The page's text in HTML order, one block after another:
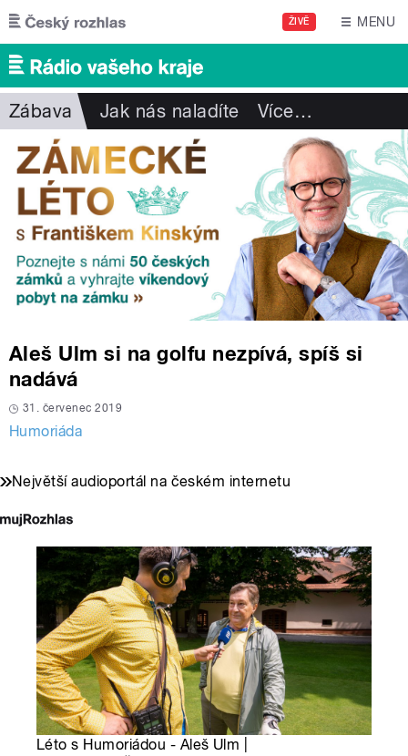
Přejít k hlavnímu obsahu
ŽIVĚ MENU
Zábava Jak nás naladíte Více…
Aleš Ulm si na golfu nezpívá, spíš si
nadává
31. červenec 2019
Humoriáda
Největší audioportál na českém internetu
Léto s Humoriádou - Aleš Ulm |